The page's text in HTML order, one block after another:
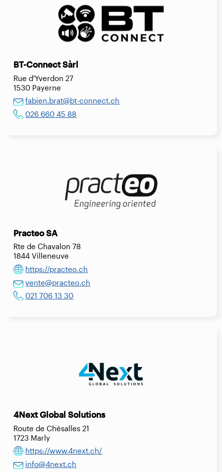
BT-Connect Sàrl
Rue d'Yverdon 27
1530 Payerne
fabien.brat@bt-connect.ch
026 660 45 88
Practeo SA
Rte de Chavalon 78
1844 Villeneuve
https://practeo.ch
vente@practeo.ch
021 706 13 30
4Next Global Solutions
Route de Chésalles 21
1723 Marly
https://www.4next.ch/
info@4next.ch